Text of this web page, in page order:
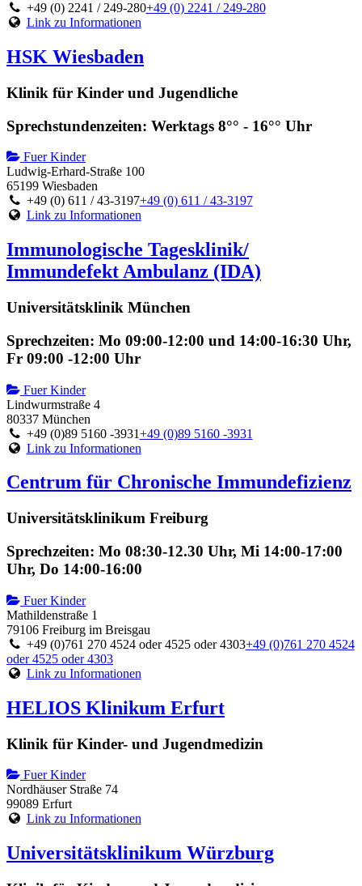
+49 (0) 2241 / 249-280+49 (0) 2241 / 249-280
Link zu Informationen
HSK Wiesbaden
Klinik für Kinder und Jugendliche
Sprechstundenzeiten: Werktags 8°° - 16°° Uhr
Fuer Kinder
Ludwig-Erhard-Straße 100
65199 Wiesbaden
+49 (0) 611 / 43-3197+49 (0) 611 / 43-3197
Link zu Informationen
Immunologische Tagesklinik/
Immundefekt Ambulanz (IDA)
Universitätsklinik München
Sprechzeiten: Mo 09:00-12:00 und 14:00-16:30 Uhr,
Fr 09:00 -12:00 Uhr
Fuer Kinder
Lindwurmstraße 4
80337 München
+49 (0)89 5160 -3931+49 (0)89 5160 -3931
Link zu Informationen
Centrum für Chronische Immundefizienz
Universitätsklinikum Freiburg
Sprechzeiten: Mo 08:30-12.30 Uhr, Mi 14:00-17:00
Uhr, Do 14:00-16:00
Fuer Kinder
Mathildenstraße 1
79106 Freiburg im Breisgau
+49 (0)761 270 4524 oder 4525 oder 4303+49 (0)761 270 4524
oder 4525 oder 4303
Link zu Informationen
HELIOS Klinikum Erfurt
Klinik für Kinder- und Jugendmedizin
Fuer Kinder
Nordhäuser Straße 74
99089 Erfurt
Link zu Informationen
Universitätsklinikum Würzburg